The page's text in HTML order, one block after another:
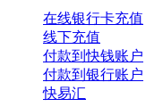
在线银行卡充值
线下充值
付款到快钱账户
付款到银行账户
快易汇